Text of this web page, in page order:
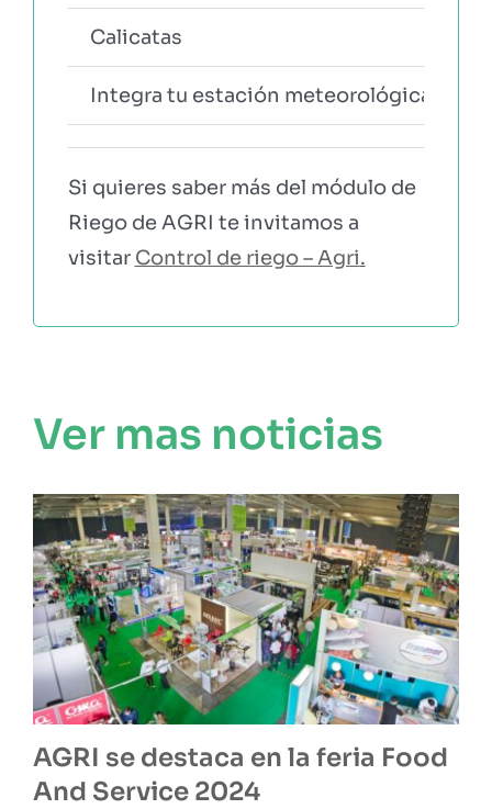
Calicatas
Integra tu estación meteorológica
Si quieres saber más del módulo de
Riego de AGRI te invitamos a
visitar Control de riego – Agri.
Ver mas noticias
AGRI se destaca en la feria Food
And Service 2024